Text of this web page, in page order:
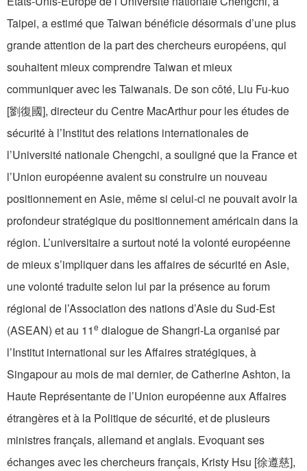
Taipei, a estimé que Taiwan bénéficie désormais d’une plus
grande attention de la part des chercheurs européens, qui
souhaitent mieux comprendre Taiwan et mieux
communiquer avec les Taiwanais. De son côté, Liu Fu-kuo
[劉復國], directeur du Centre MacArthur pour les études de
sécurité à l’Institut des relations internationales de
l’Université nationale Chengchi, a souligné que la France et
l’Union européenne avaient su construire un nouveau
positionnement en Asie, même si celui-ci ne pouvait avoir la
profondeur stratégique du positionnement américain dans la
région. L’universitaire a surtout noté la volonté européenne
de mieux s’impliquer dans les affaires de sécurité en Asie,
une volonté traduite selon lui par la présence au forum
régional de l’Association des nations d’Asie du Sud-Est
(ASEAN) et au 11e dialogue de Shangri-La organisé par
l’Institut international sur les Affaires stratégiques, à
Singapour au mois de mai dernier, de Catherine Ashton, la
Haute Représentante de l’Union européenne aux Affaires
étrangères et à la Politique de sécurité, et de plusieurs
ministres français, allemand et anglais. Evoquant ses
échanges avec les chercheurs français, Kristy Hsu [徐遵慈],